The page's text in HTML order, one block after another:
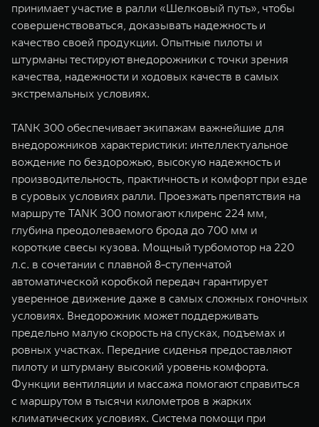
принимает участие в ралли «Шелковый путь», чтобы
совершенствоваться, доказывать надежность и
качество своей продукции. Опытные пилоты и
штурманы тестируют внедорожники с точки зрения
качества, надежности и ходовых качеств в самых
экстремальных условиях.
TANK 300 обеспечивает экипажам важнейшие для
внедорожников характеристики: интеллектуальное
вождение по бездорожью, высокую надежность и
производительность, практичность и комфорт при езде
в суровых условиях ралли. Проезжать препятствия на
маршруте TANK 300 помогают клиренс 224 мм,
глубина преодолеваемого брода до 700 мм и
короткие свесы кузова. Мощный турбомотор на 220
л.с. в сочетании с плавной 8-ступенчатой
автоматической коробкой передач гарантирует
уверенное движение даже в самых сложных гоночных
условиях. Внедорожник может поддерживать
предельно малую скорость на спусках, подъемах и
ровных участках. Передние сиденья предоставляют
пилоту и штурману высокий уровень комфорта.
Функции вентиляции и массажа помогают справиться
с маршрутом в тысячи километров в жарких
климатических условиях. Система помощи при